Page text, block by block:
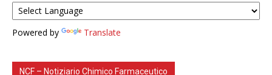
Powered by Translate
NCF – Notiziario Chimico Farmaceutico